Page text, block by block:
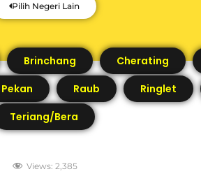
Pilih Negeri Lain
Brinchang Cherating
Pekan Raub Ringlet
Teriang/Bera
Views: 2,385